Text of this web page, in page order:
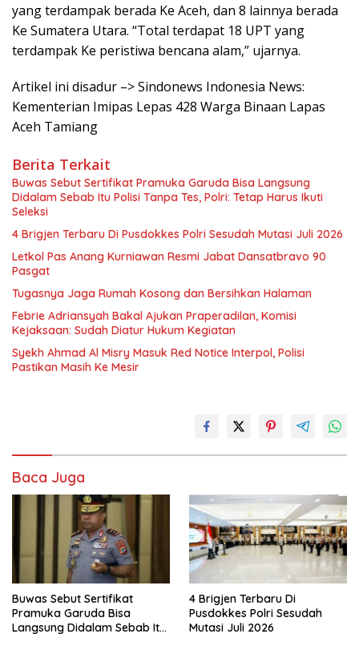
yang terdampak berada Ke Aceh, dan 8 lainnya berada
Ke Sumatera Utara. “Total terdapat 18 UPT yang
terdampak Ke peristiwa bencana alam,” ujarnya.
Artikel ini disadur –> Sindonews Indonesia News:
Kementerian Imipas Lepas 428 Warga Binaan Lapas
Aceh Tamiang
Berita Terkait
Buwas Sebut Sertifikat Pramuka Garuda Bisa Langsung
Didalam Sebab Itu Polisi Tanpa Tes, Polri: Tetap Harus Ikuti
Seleksi
4 Brigjen Terbaru Di Pusdokkes Polri Sesudah Mutasi Juli 2026
Letkol Pas Anang Kurniawan Resmi Jabat Dansatbravo 90
Pasgat
Tugasnya Jaga Rumah Kosong dan Bersihkan Halaman
Febrie Adriansyah Bakal Ajukan Praperadilan, Komisi
Kejaksaan: Sudah Diatur Hukum Kegiatan
Syekh Ahmad Al Misry Masuk Red Notice Interpol, Polisi
Pastikan Masih Ke Mesir
Baca Juga
Buwas Sebut Sertifikat
Pramuka Garuda Bisa
Langsung Didalam Sebab Itu
4 Brigjen Terbaru Di
Pusdokkes Polri Sesudah
Mutasi Juli 2026